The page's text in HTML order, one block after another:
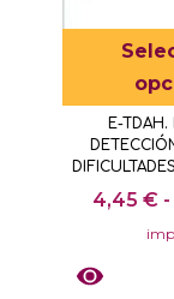
E-TDAH.
4,45€ -